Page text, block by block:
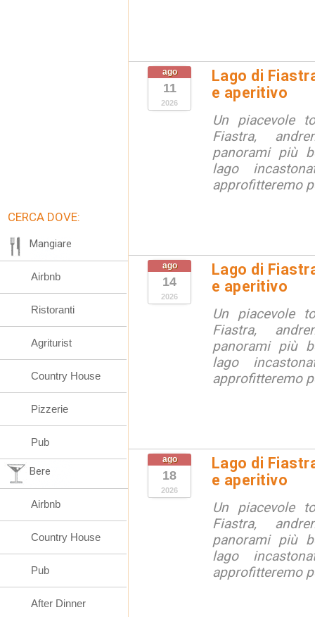
ago
11
2026
Lago di
e aperitivo
Un piacevole
Fiastra,
panorami più
lago
approfitteremo
ago
14
2026
Lago di
e aperitivo
Un piacevole
Fiastra,
panorami più
lago
approfitteremo
ago
18
2026
Lago di
e aperitivo
Un piacevole
Fiastra,
panorami più
lago
approfitteremo
CERCA DOVE:
Mangiare
Airbnb
Ristoranti
Agriturist
Country House
Pizzerie
Pub
Bere
Airbnb
Country House
Pub
After Dinner